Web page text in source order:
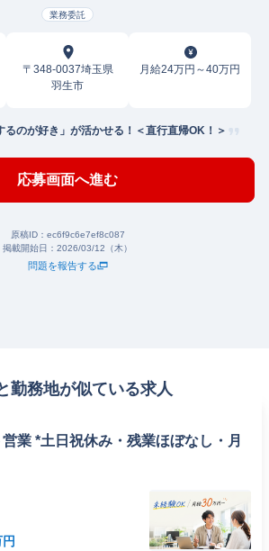
業務委託
〒348-0037埼玉県
羽生市
月給24万円～40万円
るのが好き」が活かせる！＜直行直帰OK！＞
応募画面へ進む
原稿ID： ec6f9c6e7ef8c087
掲載開始日： 2026/03/12（木）
問題を報告する
勤務地が似ている求人
業 *土日祝休み・残業ほぼなし・月